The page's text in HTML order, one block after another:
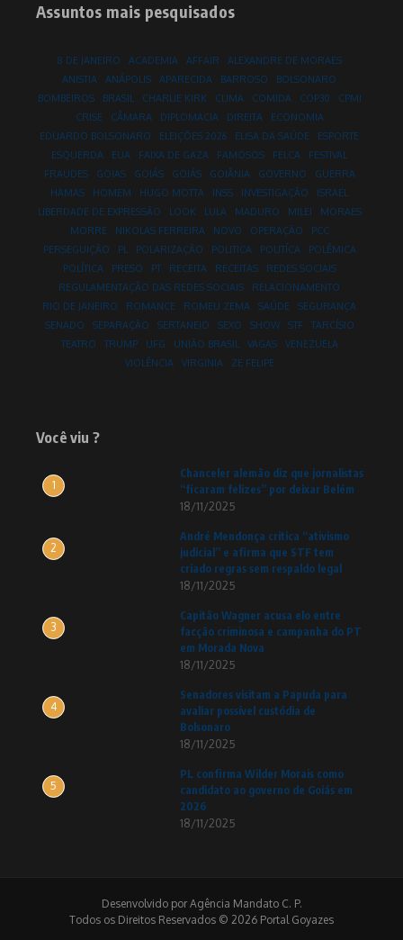
Assuntos mais pesquisados
8 DE JANEIRO ACADEMIA AFFAIR
ALEXANDRE DE MORAES
ANISTIA
ANÁPOLIS APARECIDA BARROSO
BOLSONARO
BOMBEIROS
BRASIL CHARLIE KIRK CLIMA COMIDA COP30
CPMI
CRISE
CÂMARA DIPLOMACIA DIREITA
ECONOMIA
EDUARDO BOLSONARO
ELEIÇÕES 2026 ELISA DA SAÚDE
ESPORTE
ESQUERDA
EUA FAIXA DE GAZA FAMOSOS FELCA
FESTIVAL
FRAUDES
GOIAS GOIÁS GOIÁS GOIÂNIA GOVERNO
GUERRA
HAMAS
HOMEM HUGO MOTTA INSS INVESTIGAÇÃO
ISRAEL
LIBERDADE DE EXPRESSÃO
LOOK LULA MADURO MILEI
MORAES
MORRE
NIKOLAS FERREIRA NOVO OPERAÇÃO
PCC
PERSEGUIÇÃO
PL POLARIZAÇÃO POLITICA POLITÍCA
POLÊMICA
POLÍTICA
PRESO PT RECEITA RECEITAS
REDES SOCIAIS
REGULAMENTAÇÃO DAS REDES SOCIAIS
RELACIONAMENTO
RIO DE JANEIRO
ROMANCE ROMEU ZEMA SAÚDE
SEGURANÇA
SENADO
SEPARAÇÃO SERTANEJO SEXO SHOW STF
TARCÍSIO
TEATRO
TRUMP UFG UNIÃO BRASIL VAGAS
VENEZUELA
VIOLÊNCIA
VIRGINIA ZE FELIPE
Você viu ?
1
Chanceler alemão diz que jornalistas
“ficaram felizes” por deixar Belém
18/11/2025
2
André Mendonça critica “ativismo
judicial” e afirma que STF tem
criado regras sem respaldo legal
18/11/2025
3
Capitão Wagner acusa elo entre
facção criminosa e campanha do PT
em Morada Nova
18/11/2025
4
Senadores visitam a Papuda para
avaliar possível custódia de
Bolsonaro
18/11/2025
5
PL confirma Wilder Morais como
candidato ao governo de Goiás em
2026
18/11/2025
Desenvolvido por Agência Mandato C. P.
Todos os Direitos Reservados © 2026 Portal Goyazes